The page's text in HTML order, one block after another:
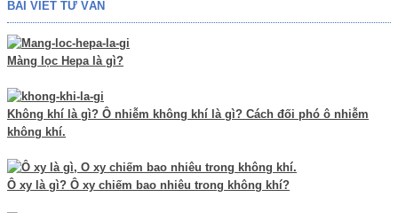
BÀI VIẾT TƯ VẤN
Màng lọc Hepa là gì?
Không khí là gì? Ô nhiễm không khí là gì? Cách đối phó ô nhiễm
không khí.
Ô xy là gì? Ô xy chiếm bao nhiêu trong không khí?